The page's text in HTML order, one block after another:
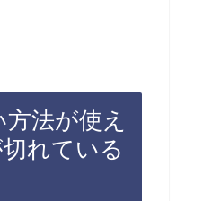
法が使え
れている